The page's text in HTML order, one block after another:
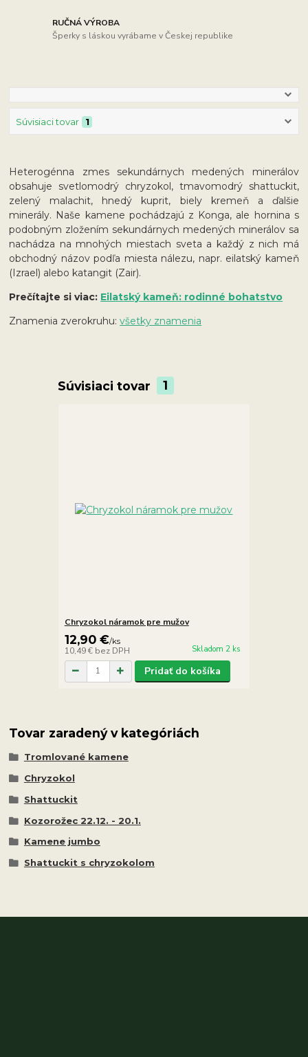
RUČNÁ VÝROBA
Šperky s láskou vyrábame v Českej republike
Súvisiaci tovar 1
Heterogénna zmes sekundárnych medených minerálov
obsahuje svetlomodrý chryzokol, tmavomodrý shattuckit,
zelený malachit, hnedý kuprit, biely kremeň a ďalšie
minerály. Naše kamene pochádzajú z Konga, ale hornina s
podobným zložením sekundárnych medených minerálov sa
nachádza na mnohých miestach sveta a každý z nich má
obchodný názov podľa miesta nálezu, napr. eilatský kameň
(Izrael) alebo katangit (Zair).
Prečítajte si viac: Eilatský kameň: rodinné bohatstvo
Znamenia zverokruhu:všetky znamenia
Súvisiaci tovar 1
Chryzokol náramok pre mužov
12,90 €/ks
10,49 € bez DPH Skladom 2 ks
Pridať do košíka
Tovar zaradený v kategóriách
Tromlované kamene
Chryzokol
Shattuckit
Kozorožec 22.12. - 20.1.
Kamene jumbo
Shattuckit s chryzokolom